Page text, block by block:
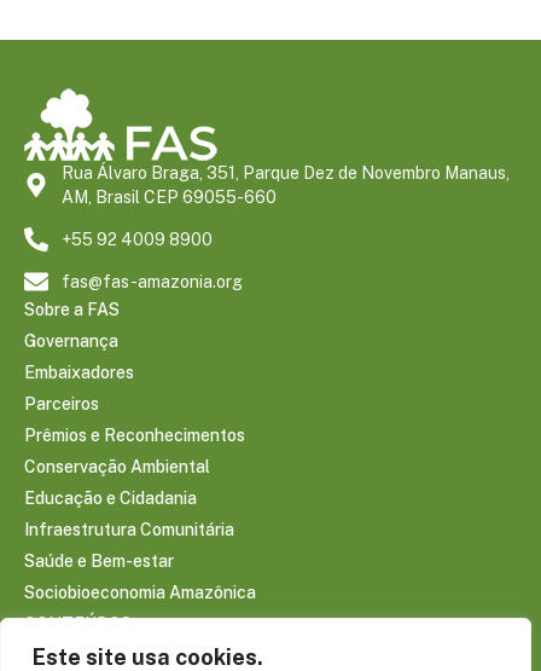
Este site usa cookies.
Rua Álvaro Braga, 351, Parque Dez de Novembro Manaus,
AM, Brasil CEP 69055-660
+55 92 4009 8900
fas@fas-amazonia.org
Sobre a FAS
Governança
Embaixadores
Parceiros
Prêmios e Reconhecimentos
Conservação Ambiental
Educação e Cidadania
Infraestrutura Comunitária
Saúde e Bem-estar
Sociobioeconomia Amazônica
CONTEÚDOS
Notícias